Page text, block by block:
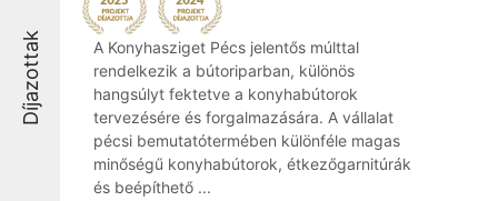
Díjazottak
A Konyhasziget Pécs jelentős múlttal
rendelkezik a bútoriparban, különös
hangsúlyt fektetve a konyhabútorok
tervezésére és forgalmazására. A vállalat
pécsi bemutatótermében különféle magas
minőségű konyhabútorok, étkezőgarnitúrák
és beépíthető ...